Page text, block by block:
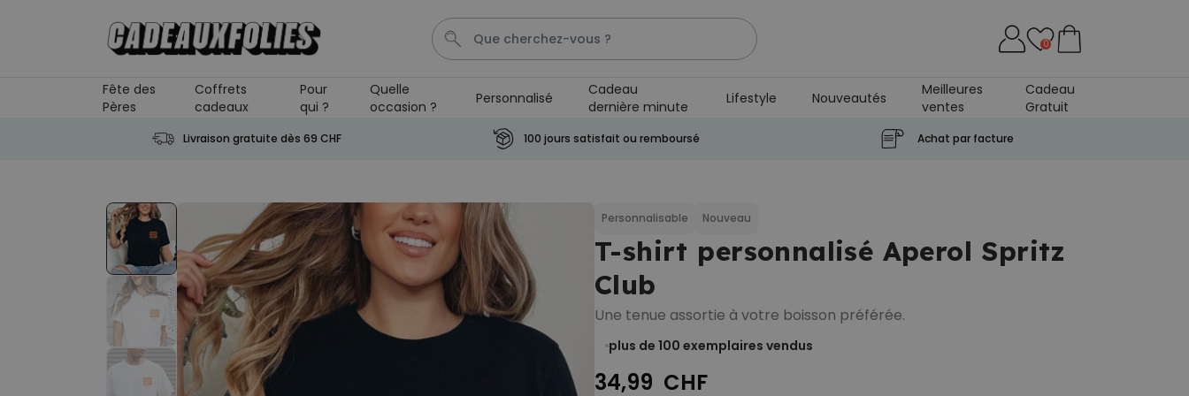
Spritz Aperol Personnalise
personnalisé avec prénom
plus de
vendus
24,99 CHF
Personnalisable
Porte-clés personnalisé en
bois avec texte
plus de 2.300
exemplaires
19,99 CHF
0
Fête des
Pères
Coffrets
cadeaux
Pour
qui ?
Quelle
occasion ?
Personnalisé
Cadeau
dernière minute
Lifestyle Nouveautés
Meilleures
ventes
Cadeau
Gratuit
Livraison gratuite dès 69 CHF 100 jours satisfait ou remboursé Achat par facture
Personnalisable Nouveau
T-shirt personnalisé Aperol Spritz
Club
Une tenue assortie à votre boisson préférée.
plus de 100 exemplaires vendus
34,99 CHF